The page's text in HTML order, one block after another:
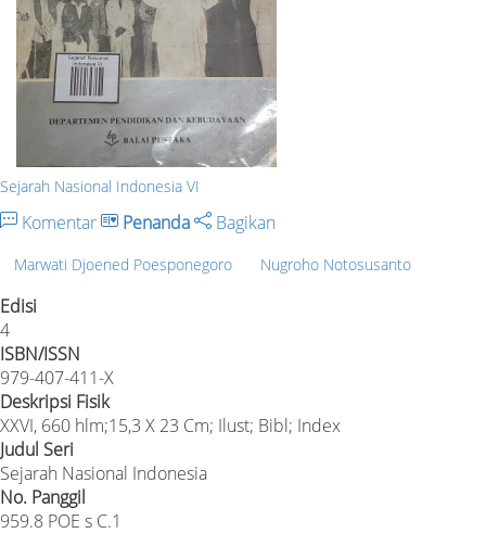
Sejarah Nasional Indonesia VI
Komentar Penanda Bagikan
Marwati Djoened Poesponegoro Nugroho Notosusanto
Edisi
4
ISBN/ISSN
979-407-411-X
Deskripsi Fisik
XXVI, 660 hlm;15,3 X 23 Cm; Ilust; Bibl; Index
Judul Seri
Sejarah Nasional Indonesia
No. Panggil
959.8 POE s C.1